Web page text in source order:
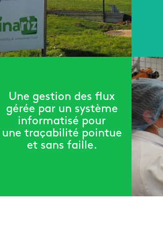
Une gestion des flux
gérée par un système
informatisé pour
une traçabilité pointue
et sans faille.